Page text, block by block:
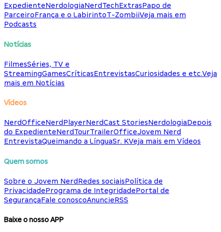
ExpedienteNerdologiaNerdTechExtrasPapo de
ParceiroFrança e o LabirintoT-ZombiiVeja mais em
Podcasts
Notícias
FilmesSéries, TV e
StreamingGamesCríticasEntrevistasCuriosidades e etc.Veja
mais em Notícias
Vídeos
NerdOfficeNerdPlayerNerdCast StoriesNerdologiaDepois
do ExpedienteNerdTourTrailerOfficeJovem Nerd
EntrevistaQueimando a LínguaSr. KVeja mais em Vídeos
Quem somos
Sobre o Jovem NerdRedes sociaisPolítica de
PrivacidadePrograma de IntegridadePortal de
SegurançaFale conoscoAnuncieRSS
Baixe o nosso APP